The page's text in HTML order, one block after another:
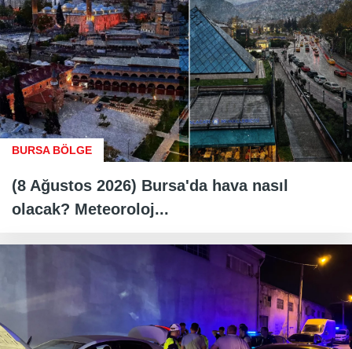
BURSA BÖLGE
(8 Ağustos 2026) Bursa'da hava nasıl
olacak? Meteoroloj...